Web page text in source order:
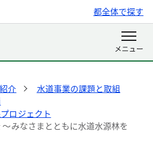
都全体で探す
介
水道事業の課題と取組
ロジェクト
みなさまとともに水道水源林を